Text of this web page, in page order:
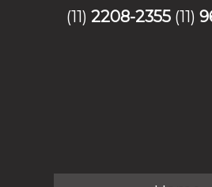
(11) 2208-2355 (11)